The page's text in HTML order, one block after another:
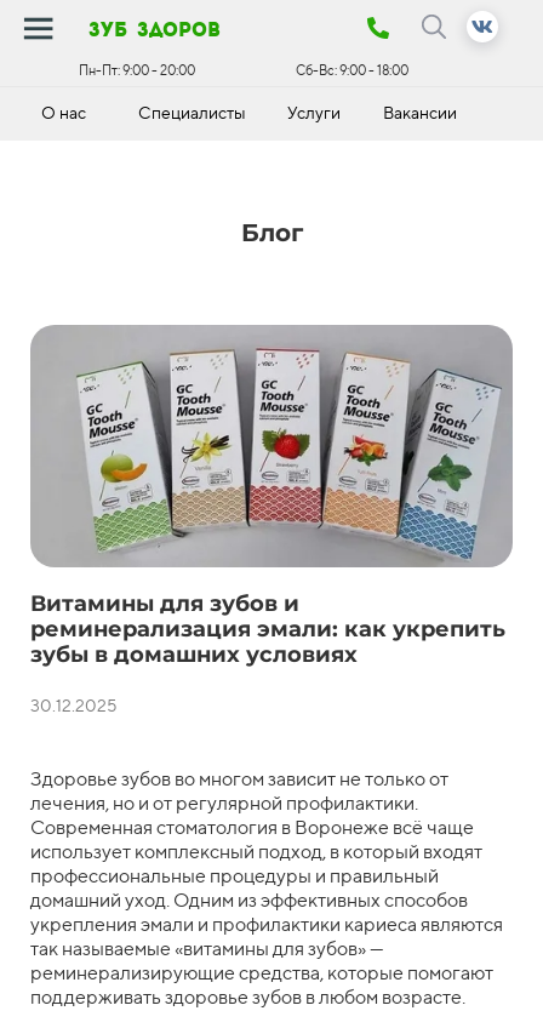
зуб здоров
Пн-Пт:9:00 - 20:00 Сб-Вс:9:00 - 18:00
О нас Специалисты Услуги Вакансии
Блог
Витамины для зубов и
реминерализация эмали: как укрепить
зубы в домашних условиях
30.12.2025
Здоровье зубов во многом зависит не только от
лечения, но и от регулярной профилактики.
Современная стоматология в Воронеже всё чаще
использует комплексный подход, в который входят
профессиональные процедуры и правильный
домашний уход. Одним из эффективных способов
укрепления эмали и профилактики кариеса являются
так называемые «витамины для зубов» —
реминерализирующие средства, которые помогают
поддерживать здоровье зубов в любом возрасте.